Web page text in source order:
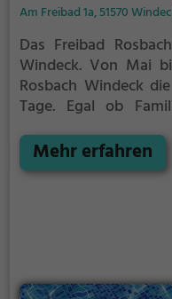
Am Freibad 1a, 51570
Das Freibad
Windeck. Von Mai
Rosbach Windeck
Tage. Egal ob
Rosbach Windeck
gutem Wetter kann
Mehr erfahren